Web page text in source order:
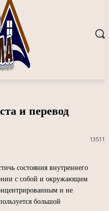
и перевод
13511
состояния внутреннего
с собой и окружающим
и не
большой